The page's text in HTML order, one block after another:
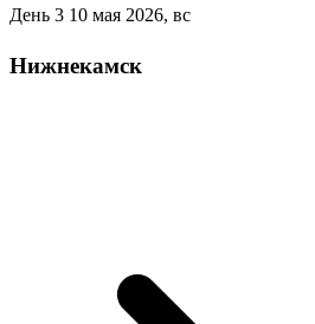
День 3 10 мая 2026, вс
Нижнекамск